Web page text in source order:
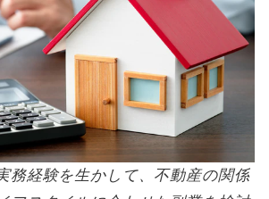
務経験を生かして、不動産の関係